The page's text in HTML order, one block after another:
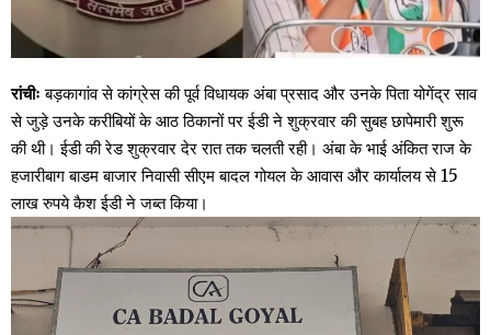
रांचीः बड़कागांव से कांग्रेस की पूर्व विधायक अंबा प्रसाद और उनके पिता योगेंद्र साव
से जुड़े उनके करीबियों के आठ ठिकानों पर ईडी ने शुक्रवार की सुबह छापेमारी शुरू
की थी। ईडी की रेड शुक्रवार देर रात तक चलती रही। अंबा के भाई अंकित राज के
हजारीबाग बाडम बाजार निवासी सीएम बादल गोयल के आवास और कार्यालय से 15
लाख रुपये कैश ईडी ने जब्त किया।